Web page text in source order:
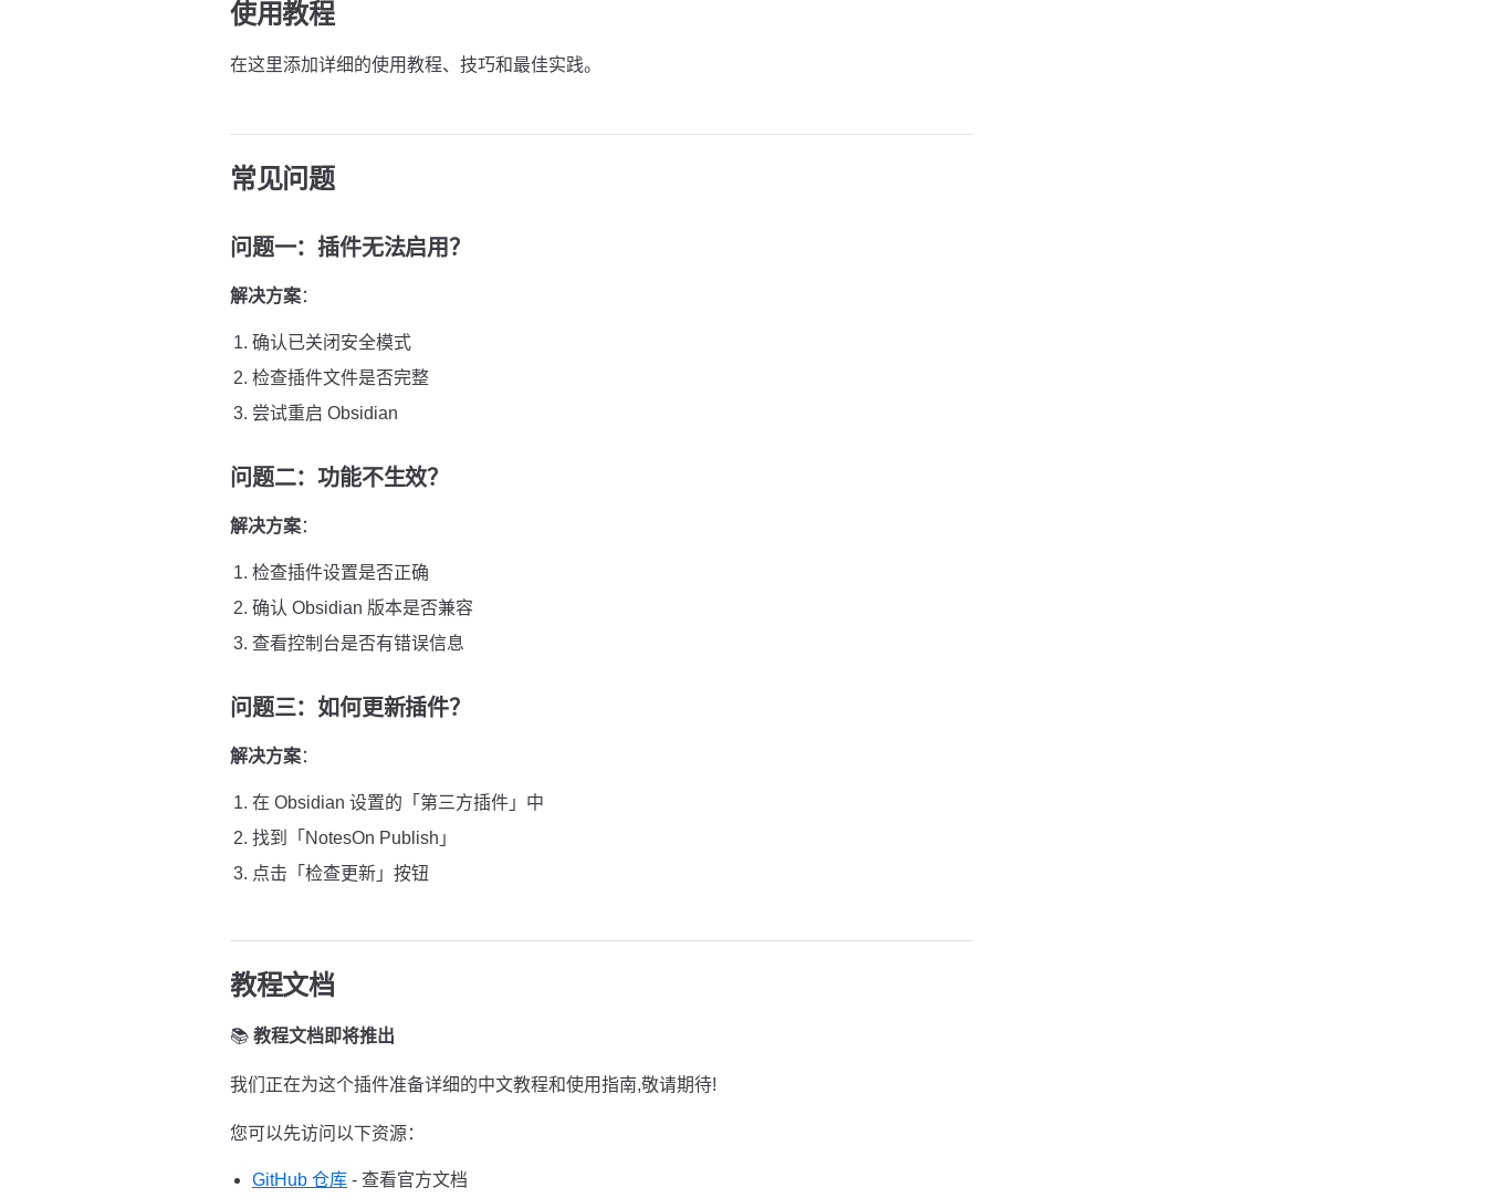
使用教程
在这里添加详细的使用教程、技巧和最佳实践。
常见问题
问题一：插件无法启用？
解决方案：
确认已关闭安全模式
检查插件文件是否完整
尝试重启 Obsidian
问题二：功能不生效？
解决方案：
检查插件设置是否正确
确认 Obsidian 版本是否兼容
查看控制台是否有错误信息
问题三：如何更新插件？
解决方案：
在 Obsidian 设置的「第三方插件」中
找到「NotesOn Publish」
点击「检查更新」按钮
教程文档
📚 教程文档即将推出
我们正在为这个插件准备详细的中文教程和使用指南,敬请期待!
您可以先访问以下资源：
GitHub 仓库 - 查看官方文档